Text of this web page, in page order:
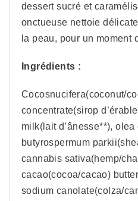
dessert sucré et
onctueuse nettoie
la peau, pour un moment
Ingrédients :
Cocosnucifera(coconut/
concentrate(sirop
milk(lait d’ânesse**),
butyrospermum
cannabis sativa(hemp/
cacao(cocoa/cacao)
sodium canolate(colza/